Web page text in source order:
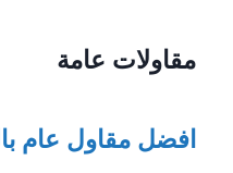
مقاولات عامة
افضل مقاول عام